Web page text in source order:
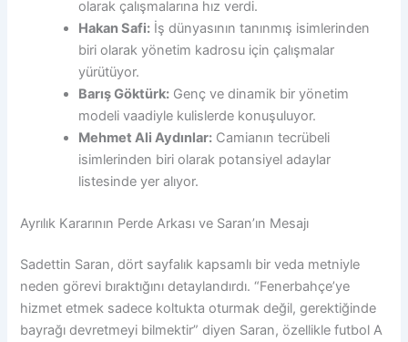
olarak çalışmalarına hız verdi.
Hakan Safi: İş dünyasının tanınmış isimlerinden
biri olarak yönetim kadrosu için çalışmalar
yürütüyor.
Barış Göktürk: Genç ve dinamik bir yönetim
modeli vaadiyle kulislerde konuşuluyor.
Mehmet Ali Aydınlar: Camianın tecrübeli
isimlerinden biri olarak potansiyel adaylar
listesinde yer alıyor.
Ayrılık Kararının Perde Arkası ve Saran’ın Mesajı
Sadettin Saran, dört sayfalık kapsamlı bir veda metniyle
neden görevi bıraktığını detaylandırdı. “Fenerbahçe’ye
hizmet etmek sadece koltukta oturmak değil, gerektiğinde
bayrağı devretmeyi bilmektir” diyen Saran, özellikle futbol A